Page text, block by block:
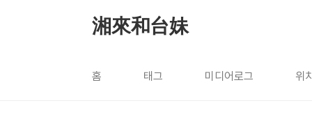
湘來和台妹
홈 태그 미디어로그 위